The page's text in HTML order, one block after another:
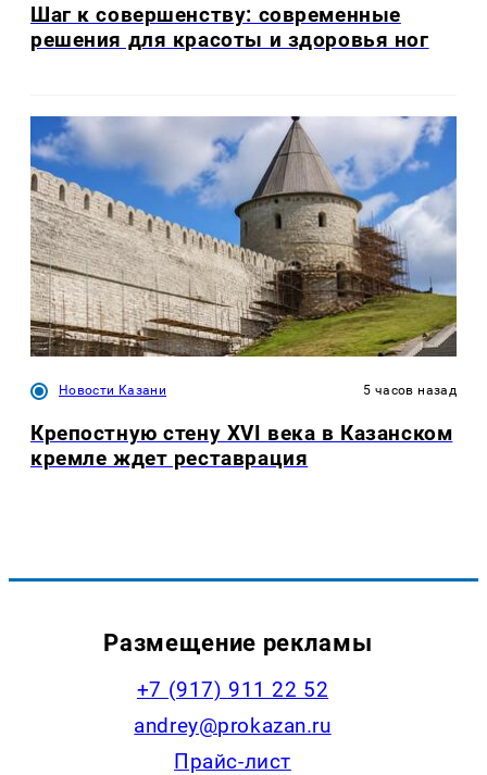
Шаг к совершенству: современные
решения для красоты и здоровья ног
Новости Казани 5 часов назад
Крепостную стену XVI века в Казанском
кремле ждет реставрация
Размещение рекламы
+7 (917) 911 22 52
andrey@prokazan.ru
Прайс-лист